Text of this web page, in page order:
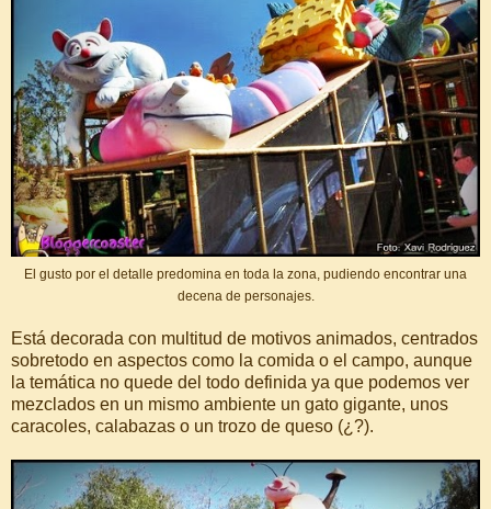
El gusto por el detalle predomina en toda la zona, pudiendo encontrar una
decena de personajes.
Está decorada con multitud de motivos animados, centrados
sobretodo en aspectos como la comida o el campo, aunque
la temática no quede del todo definida ya que podemos ver
mezclados en un mismo ambiente un gato gigante, unos
caracoles, calabazas o un trozo de queso (¿?).